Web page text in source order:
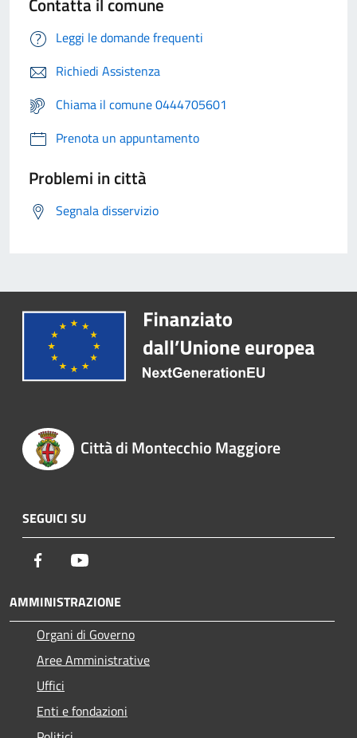
Leggi le domande frequenti
Richiedi Assistenza
Chiama il comune 0444705601
Prenota un appuntamento
Problemi in città
Segnala disservizio
Città di Montecchio Maggiore
SEGUICI SU
Facebook
AMMINISTRAZIONE
Organi di Governo
Aree Amministrative
Uffici
Enti e fondazioni